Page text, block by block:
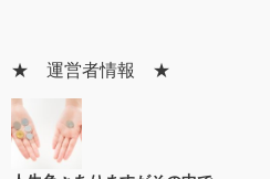
★ 運営者情報 ★